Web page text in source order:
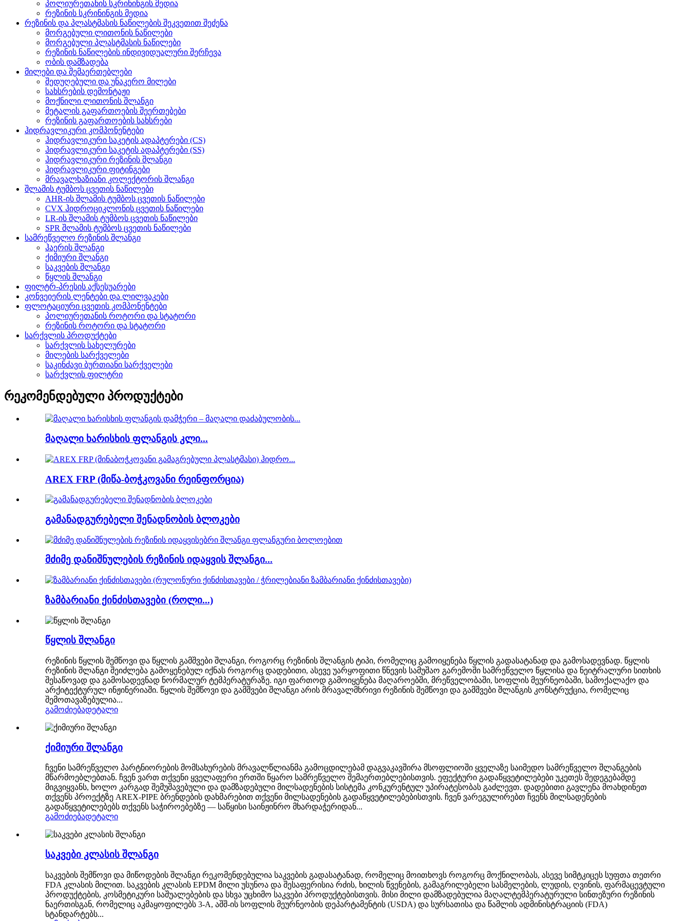
პოლიურეთანის სკრინინგის მედია
რეზინის სკრინინგის მედია
რეზინის და პლასტმასის ნაწილების შეკვეთით შეძენა
მორგებული ლითონის ნაწილები
მორგებული პლასტმასის ნაწილები
რეზინის ნაწილების ინდივიდუალური შერჩევა
ობის დამზადება
მილები და შემაერთებლები
შედუღებული და უნაკერო მილები
სახსრების დემონტაჟი
მოქნილი ლითონის შლანგი
მეტალის გაფართოების შეერთებები
რეზინის გაფართოების სახსრები
ჰიდრავლიკური კომპონენტები
ჰიდრავლიკური საკეტის ადაპტერები (CS)
ჰიდრავლიკური საკეტის ადაპტერები (SS)
ჰიდრავლიკური რეზინის შლანგი
ჰიდრავლიკური ფიტინგები
მრავალხაზიანი კოლექტორის შლანგი
შლამის ტუმბოს ცვეთის ნაწილები
AHR-ის შლამის ტუმბოს ცვეთის ნაწილები
CVX ჰიდროციკლონის ცვეთის ნაწილები
LR-ის შლამის ტუმბოს ცვეთის ნაწილები
SPR შლამის ტუმბოს ცვეთის ნაწილები
სამრეწველო რეზინის შლანგი
ჰაერის შლანგი
ქიმიური შლანგი
საკვების შლანგი
წყლის შლანგი
ფილტრ-პრესის აქსესუარები
კონვეიერის ლენტები და ლილვაკები
ფლოტაციური ცვეთის კომპონენტები
პოლიურეთანის როტორი და სტატორი
რეზინის როტორი და სტატორი
სარქვლის პროდუქტები
სარქვლის სახელურები
მილების სარქველები
საკინძავი ბურთიანი სარქველები
სარქვლის ფილტრი
რეკომენდებული პროდუქტები
მაღალი ხარისხის ფლანგის კლი...
AREX FRP (მიწა-ბოჭკოვანი რეინფორცია)
გამანადგურებელი შენადნობის ბლოკები
მძიმე დანიშნულების რეზინის იდაყვის შლანგი...
ზამბარიანი ქინძისთავები (როლი...)
წყლის შლანგი
რეზინის წყლის შემწოვი და წყლის გამშვები შლანგი, როგორც რეზინის შლანგის ტიპი, რომელიც გამოიყენება წყლის გადასატანად და გამოსადევნად. წყლის
რეზინის შლანგი შეიძლება გამოყენებულ იქნას როგორც დადებითი, ასევე უარყოფითი წნევის სამუშაო გარემოში სამრეწველო წყლისა და ნეიტრალური სითხის
შესაწოვად და გამოსადევნად ნორმალურ ტემპერატურაზე. იგი ფართოდ გამოიყენება მაღაროებში, მრეწველობაში, სოფლის მეურნეობაში, სამოქალაქო და
არქიტექტურულ ინჟინერიაში. წყლის შემწოვი და გამშვები შლანგი არის მრავალმხრივი რეზინის შემწოვი და გამშვები შლანგის კონსტრუქცია, რომელიც
შემოთავაზებულია...
გამოძიებადეტალი
ქიმიური შლანგი
ჩვენი სამრეწველო პარტნიორების მომსახურების მრავალწლიანმა გამოცდილებამ დაგვაკავშირა მსოფლიოში ყველაზე საიმედო სამრეწველო შლანგების
მწარმოებლებთან. ჩვენ ვართ თქვენი ყველაფერი ერთში წყარო სამრეწველო შემაერთებლებისთვის. ეფექტური გადაწყვეტილებები უკეთეს შედეგებამდე
მიგვიყვანს, ხოლო კარგად შემუშავებული და დამზადებული მილსადენების სისტემა კონკურენტულ უპირატესობას გაძლევთ. დადებითი გავლენა მოახდინეთ
თქვენს პროექტზე AREX-PIPE ბრენდების დახმარებით თქვენი მილსადენების გადაწყვეტილებებისთვის. ჩვენ ვარეგულირებთ ჩვენს მილსადენების
გადაწყვეტილებებს თქვენს საჭიროებებზე — საწყისი საინჟინრო მხარდაჭერიდან...
გამოძიებადეტალი
საკვები კლასის შლანგი
საკვების შემწოვი და მიწოდების შლანგი რეკომენდებულია საკვების გადასატანად, რომელიც მოითხოვს როგორც მოქნილობას, ასევე სიმტკიცეს სუფთა თეთრი
FDA კლასის მილით. საკვების კლასის EPDM მილი უსუნოა და შესაფერისია რძის, ხილის წვენების, გამაგრილებელი სასმელების, ლუდის, ღვინის, ფარმაცევტული
პროდუქტების, კოსმეტიკური საშუალებების და სხვა უცხიმო საკვები პროდუქტებისთვის. მისი მილი დამზადებულია მაღალტემპერატურული სინთეზური რეზინის
ნაერთისგან, რომელიც აკმაყოფილებს 3-A, აშშ-ის სოფლის მეურნეობის დეპარტამენტის (USDA) და სურსათისა და წამლის ადმინისტრაციის (FDA)
სტანდარტებს...